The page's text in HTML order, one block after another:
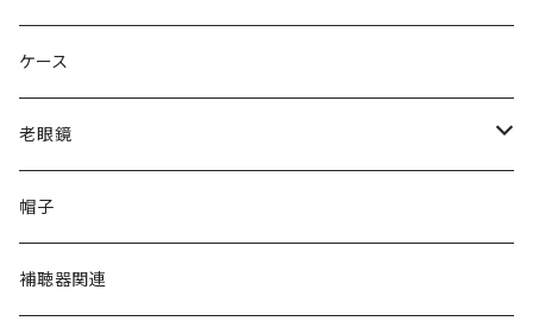
gucci グッチ
VivienneWestwood ヴィヴィアン
PAGE BOY ページボーイ
フルラ FURLA
Ray-Ban レイバン
gucci グッチ
VivienneWestwood ヴィヴィアン
FURLA フルラ
ケース
老眼鏡
エッシェンバッハ Eschenbach
PORSCHE DESIGN ポルシェデザイン
帽子
補聴器関連